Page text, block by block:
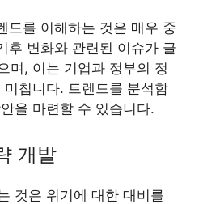
드를 이해하는 것은 매우 중
후 변화와 관련된 이슈가 글
며, 이는 기업과 정부의 정
칩니다. 트렌드를 분석함
을 마련할 수 있습니다.
개발
것은 위기에 대한 대비를